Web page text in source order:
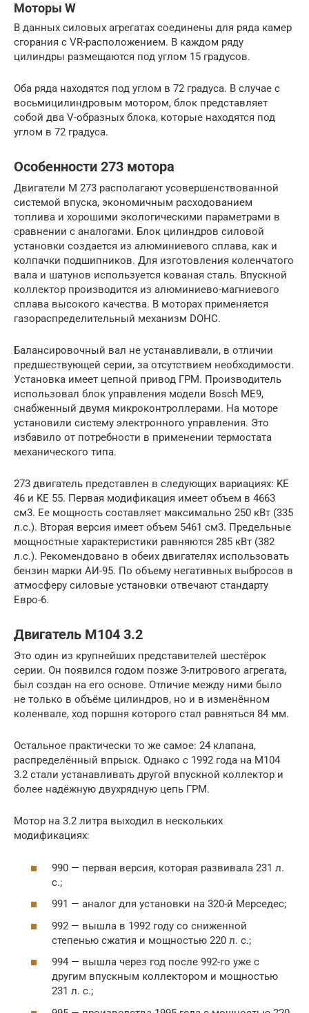
Моторы W
В данных силовых агрегатах соединены для ряда камер
сгорания с VR-расположением. В каждом ряду
цилиндры размещаются под углом 15 градусов.
Оба ряда находятся под углом в 72 градуса. В случае с
восьмицилиндровым мотором, блок представляет
собой два V-образных блока, которые находятся под
углом в 72 градуса.
Особенности 273 мотора
Двигатели М 273 располагают усовершенствованной
системой впуска, экономичным расходованием
топлива и хорошими экологическими параметрами в
сравнении с аналогами. Блок цилиндров силовой
установки создается из алюминиевого сплава, как и
колпачки подшипников. Для изготовления коленчатого
вала и шатунов используется кованая сталь. Впускной
коллектор производится из алюминиево-магниевого
сплава высокого качества. В моторах применяется
газораспределительный механизм DOHC.
Балансировочный вал не устанавливали, в отличии
предшествующей серии, за отсутствием необходимости.
Установка имеет цепной привод ГРМ. Производитель
использовал блок управления модели Bosch ME9,
снабженный двумя микроконтроллерами. На моторе
установили систему электронного управления. Это
избавило от потребности в применении термостата
механического типа.
273 двигатель представлен в следующих вариациях: KE
46 и KE 55. Первая модификация имеет объем в 4663
см3. Ее мощность составляет максимально 250 кВт (335
л.с.). Вторая версия имеет объем 5461 см3. Предельные
мощностные характеристики равняются 285 кВт (382
л.с.). Рекомендовано в обеих двигателях использовать
бензин марки АИ-95. По объему негативных выбросов в
атмосферу силовые установки отвечают стандарту
Евро-6.
Двигатель M104 3.2
Это один из крупнейших представителей шестёрок
серии. Он появился годом позже 3-литрового агрегата,
был создан на его основе. Отличие между ними было
не только в объёме цилиндров, но и в изменённом
коленвале, ход поршня которого стал равняться 84 мм.
Остальное практически то же самое: 24 клапана,
распределённый впрыск. Однако с 1992 года на M104
3.2 стали устанавливать другой впускной коллектор и
более надёжную двухрядную цепь ГРМ.
Мотор на 3.2 литра выходил в нескольких
модификациях:
990 — первая версия, которая развивала 231 л.
с.;
991 — аналог для установки на 320-й Мерседес;
992 — вышла в 1992 году со сниженной
степенью сжатия и мощностью 220 л. с.;
994 — вышла через год после 992-го уже с
другим впускным коллектором и мощностью
231 л. с.;